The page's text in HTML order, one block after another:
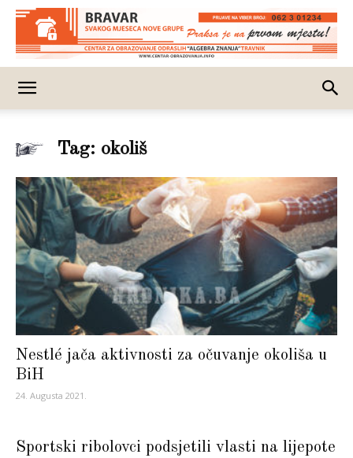
Tag: okoliš
Nestlé jača aktivnosti za očuvanje okoliša u
BiH
24. Augusta 2021.
Sportski ribolovci podsjetili vlasti na lijepote